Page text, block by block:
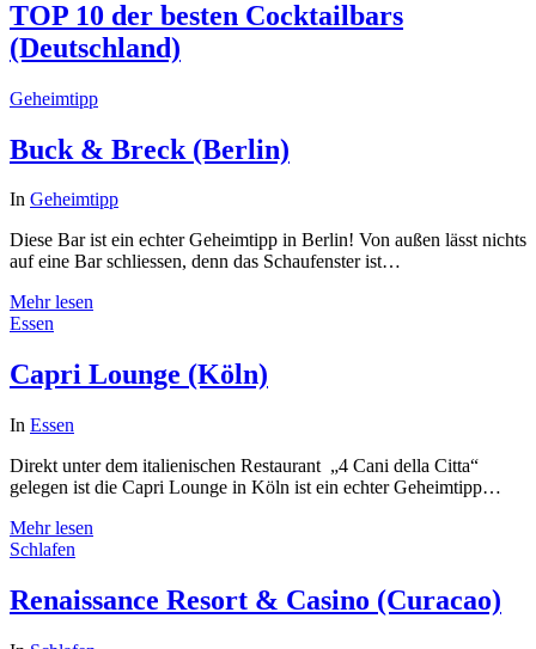
TOP 10 der besten Cocktailbars
(Deutschland)
Geheimtipp
Buck & Breck (Berlin)
In Geheimtipp
Diese Bar ist ein echter Geheimtipp in Berlin! Von außen lässt nichts
auf eine Bar schliessen, denn das Schaufenster ist…
Mehr lesen
Essen
Capri Lounge (Köln)
In Essen
Direkt unter dem italienischen Restaurant „4 Cani della Citta“
gelegen ist die Capri Lounge in Köln ist ein echter Geheimtipp…
Mehr lesen
Schlafen
Renaissance Resort & Casino (Curacao)